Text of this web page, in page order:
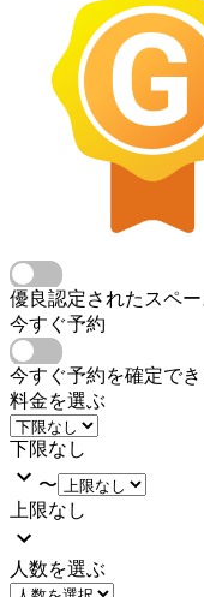
優良認定されたスペ
今すぐ予約
今すぐ予約を確定で
料金を選ぶ
下限なし
〜
上限なし
人数を選ぶ